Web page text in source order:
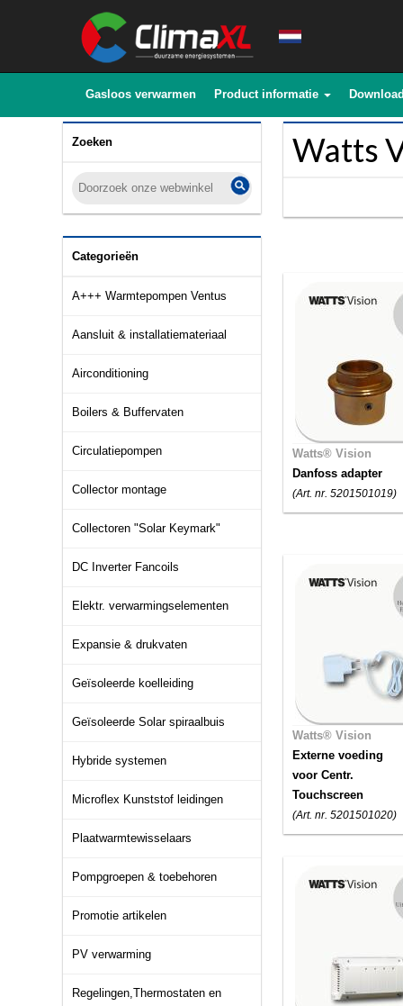
Gasloos verwarmen Product informatie
Zoeken
Categorieën
A+++ Warmtepompen Ventus
Aansluit & installatiemateriaal
Airconditioning
Boilers & Buffervaten
Circulatiepompen
Collector montage
Collectoren "Solar Keymark"
DC Inverter Fancoils
Elektr. verwarmingselementen
Expansie & drukvaten
Geïsoleerde koelleiding
Geïsoleerde Solar spiraalbuis
Hybride systemen
Microflex Kunststof leidingen
Plaatwarmtewisselaars
Pompgroepen & toebehoren
Promotie artikelen
PV verwarming
Regelingen,Thermostaten en
Watts
Watts® Vision
Danfoss adapter
(Art. nr. 5201501019)
Watts® Vision
Externe voeding
voor Centr.
Touchscreen
(Art. nr. 5201501020)